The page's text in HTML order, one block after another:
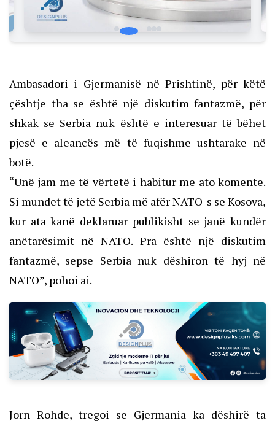
Ambasadori i Gjermanisë në Prishtinë, për këtë
çështje tha se është një diskutim fantazmë, për
shkak se Serbia nuk është e interesuar të bëhet
pjesë e aleancës më të fuqishme ushtarake në
botë.
“Unë jam me të vërtetë i habitur me ato komente.
Si mundet të jetë Serbia më afër NATO-s se Kosova,
kur ata kanë deklaruar publikisht se janë kundër
anëtarësimit në NATO. Pra është një diskutim
fantazmë, sepse Serbia nuk dëshiron të hyj në
NATO”, pohoi ai.
Jorn Rohde, tregoi se Gjermania ka dëshirë ta